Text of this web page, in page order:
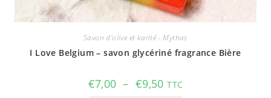
Savon d'olive et karité - Mythas
I Love Belgium – savon glycériné fragrance Bière
€7,00 – €9,50Plage
de
TTC